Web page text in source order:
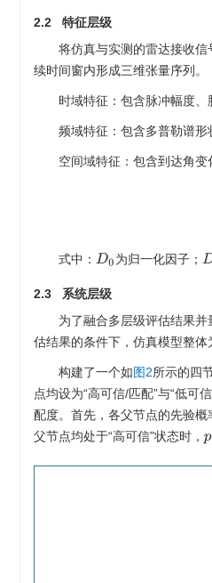
2.2 特征层级
将仿真与实测的雷达接收
续时间窗内形成三维张量序列。
时域特征：包含脉冲幅度、
频域特征：包含多普勒谱形
空间域特征：包含到达角
式中： D0 为归一化因子； D
2.3 系统层级
为了融合多层级评估结果
估结果的条件下，仿真模型整体
构建了一个如图2所示的四
点均设为“高可信/匹配”与“低
配度。首先，各父节点的先验概
父节点均处于“高可信”状态时， p